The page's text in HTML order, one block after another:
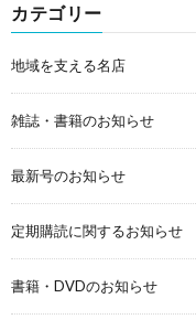
カテゴリー
地域を支える名店
雑誌・書籍のお知らせ
最新号のお知らせ
定期購読に関するお知らせ
書籍・DVDのお知らせ